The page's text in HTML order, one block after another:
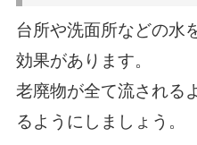
台所や洗面所などの水
効果があります。
老廃物が全て流される
るようにしましょう。